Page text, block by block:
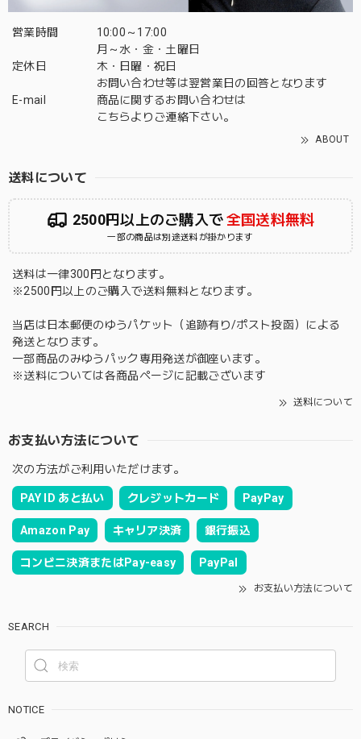
営業時間
10:00～17:00
月～水・金・土曜日
定休日
木・日曜・祝日
お問い合わせ等は翌営業日の回答となります
E-mail
商品に関するお問い合わせは
こちらよりご連絡下さい。
ABOUT
送料について
2500円以上のご購入で全国送料無料
一部の商品は別途送料が掛かります
送料は一律300円となります。
※2500円以上のご購入で送料無料となります。
当店は日本郵便のゆうパケット（追跡有り/ポスト投函）による
発送となります。
一部商品のみゆうパック専用発送が御座います。
※送料については各商品ページに記載ございます
送料について
お支払い方法について
次の方法がご利用いただけます。
PAY ID あと払い クレジットカード PayPay
Amazon Pay キャリア決済 銀行振込
コンビニ決済またはPay-easy PayPal
お支払い方法について
SEARCH
NOTICE